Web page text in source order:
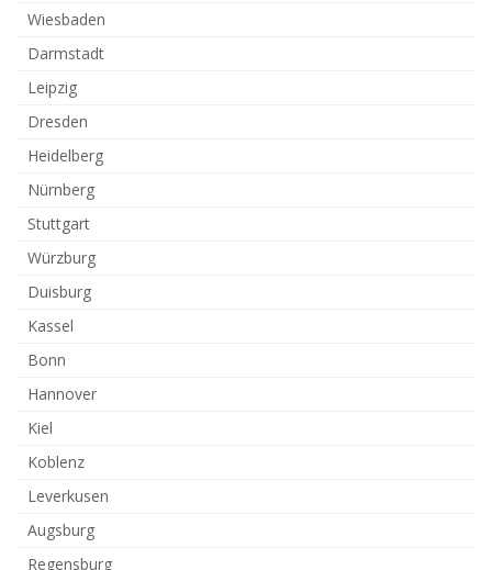
Wiesbaden
Darmstadt
Leipzig
Dresden
Heidelberg
Nürnberg
Stuttgart
Würzburg
Duisburg
Kassel
Bonn
Hannover
Kiel
Koblenz
Leverkusen
Augsburg
Regensburg